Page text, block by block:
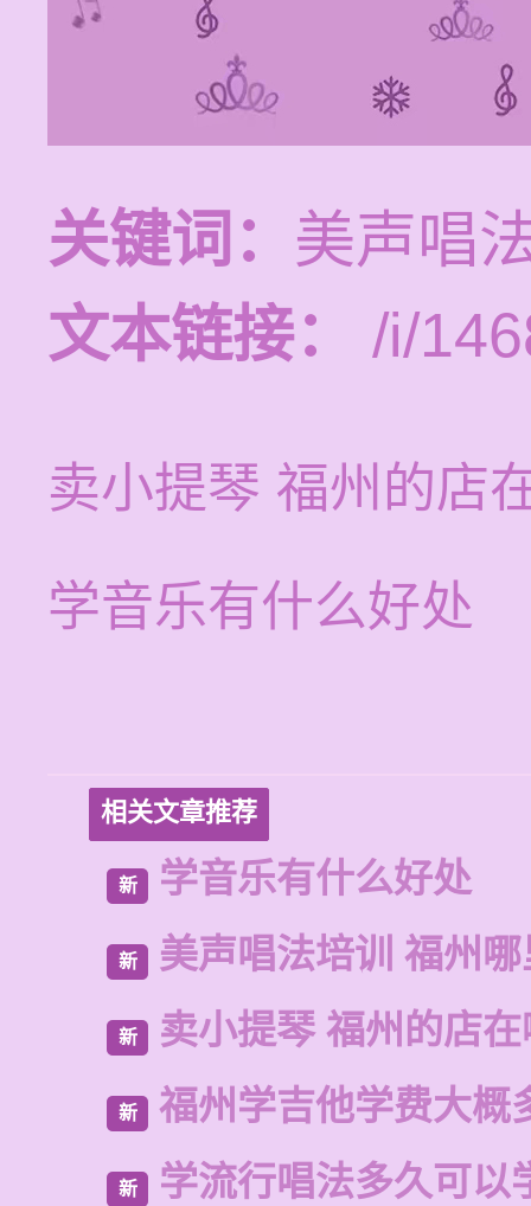
关键词： 美声唱
文本链接：
/i/
卖小提琴 福州的店
学音乐有什么好处
相关文章推荐
新 学音乐有什么好处
新 美声唱法培训 福州
新 卖小提琴 福州的店
新 福州学吉他学费大概
新 学流行唱法多久可以